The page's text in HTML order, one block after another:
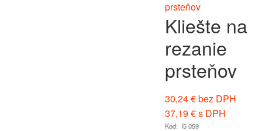
Kliešte na
rezanie
prsteňov
30,24€bez DPH
37,19€s DPH
Kód: I5 059